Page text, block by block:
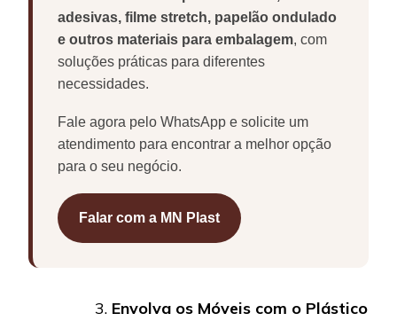
adesivas, filme stretch, papelão ondulado
e outros materiais para embalagem, com
soluções práticas para diferentes
necessidades.
Fale agora pelo WhatsApp e solicite um
atendimento para encontrar a melhor opção
para o seu negócio.
Falar com a MN Plast
Envolva os Móveis com o Plástico